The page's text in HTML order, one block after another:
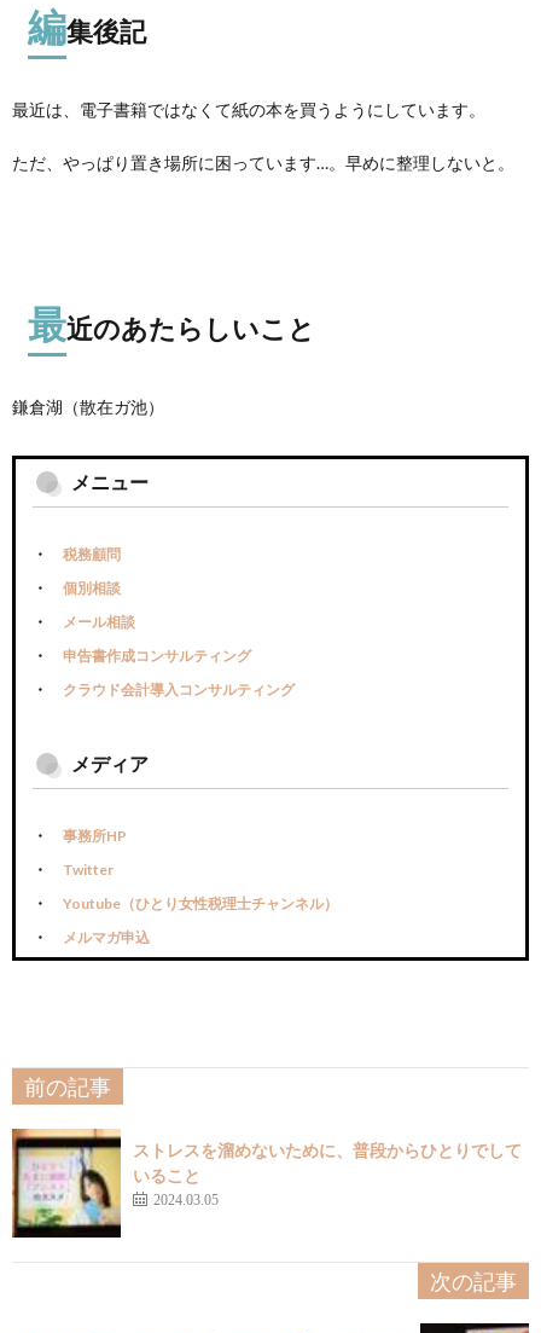
編集後記
最近は、電子書籍ではなくて紙の本を買うようにしています。
ただ、やっぱり置き場所に困っています…。早めに整理しないと。
最近のあたらしいこと
鎌倉湖（散在ガ池）
メニュー
税務顧問
個別相談
メール相談
申告書作成コンサルティング
クラウド会計導入コンサルティング
メディア
事務所HP
Twitter
Youtube（ひとり女性税理士チャンネル）
メルマガ申込
前の記事
ストレスを溜めないために、普段からひとりでして
いること
2024.03.05
次の記事